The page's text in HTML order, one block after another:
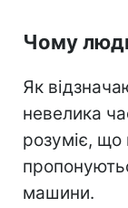
Чому
Як
невелика
розуміє, що
машини.